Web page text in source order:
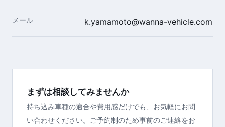
メール k.yamamoto@wanna-vehicle.com
まずは相談してみませんか
持ち込み車種の適合や費用感だけでも、お気軽にお問
い合わせください。ご予約制のため事前のご連絡をお